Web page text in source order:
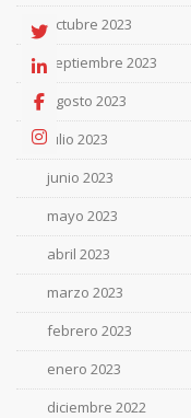
octubre 2023
septiembre 2023
agosto 2023
julio 2023
junio 2023
mayo 2023
abril 2023
marzo 2023
febrero 2023
enero 2023
diciembre 2022